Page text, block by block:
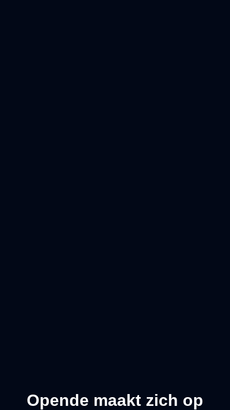
Opende maakt zich op